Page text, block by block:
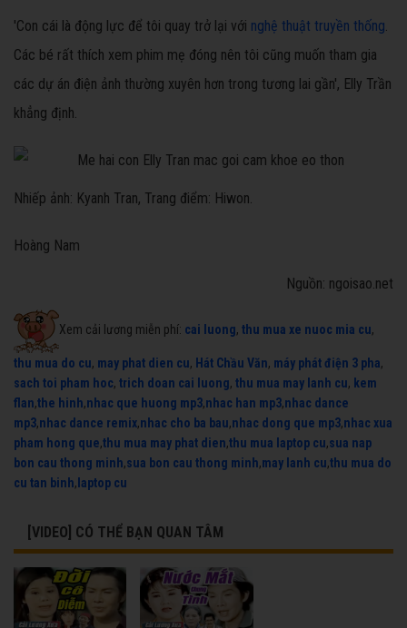
'Con cái là động lực để tôi quay trở lại với nghệ thuật truyền thống.
Các bé rất thích xem phim mẹ đóng nên tôi cũng muốn tham gia
các dự án điện ảnh thường xuyên hơn trong tương lai gần', Elly Trần
khẳng định.
Nhiếp ảnh: Kyanh Tran, Trang điểm: Hiwon.
Hoàng Nam
Nguồn: ngoisao.net
Xem cải lương miễn phí: cai luong, thu mua xe nuoc mia cu,
thu mua do cu, may phat dien cu, Hát Chầu Văn, máy phát điện 3 pha,
sach toi pham hoc, trich doan cai luong, thu mua may lanh cu, kem
flan,the hinh,nhac que huong mp3,nhac han mp3,nhac dance
mp3,nhac dance remix,nhac cho ba bau,nhac dong que mp3,nhac xua
pham hong que,thu mua may phat dien,thu mua laptop cu,sua nap
bon cau thong minh,sua bon cau thong minh,may lanh cu,thu mua do
cu tan binh, laptop cu
[VIDEO] CÓ THỂ BẠN QUAN TÂM